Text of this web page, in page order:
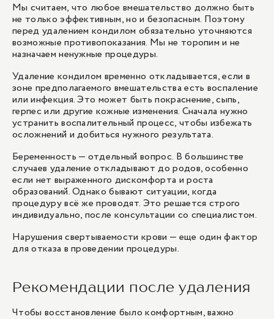
Мы считаем, что любое вмешательство должно быть
не только эффективным, но и безопасным. Поэтому
перед удалением кондилом обязательно уточняются
возможные противопоказания. Мы не торопим и не
назначаем ненужные процедуры.
Удаление кондилом временно откладывается, если в
зоне предполагаемого вмешательства есть воспаление
или инфекция. Это может быть покраснение, сыпь,
герпес или другие кожные изменения. Сначала нужно
устранить воспалительный процесс, чтобы избежать
осложнений и добиться нужного результата.
Беременность — отдельный вопрос. В большинстве
случаев удаление откладывают до родов, особенно
если нет выраженного дискомфорта и роста
образований. Однако бывают ситуации, когда
процедуру всё же проводят. Это решается строго
индивидуально, после консультации со специалистом.
Нарушения свертываемости крови — еще один фактор
для отказа в проведении процедуры.
Рекомендации после удаления
Чтобы восстановление было комфортным, важно